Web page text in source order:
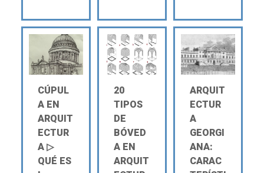
CÚPUL
A EN
ARQUIT
ECTUR
A ▷
QUÉ ES
20
TIPOS
DE
BÓVED
A EN
ARQUIT
ARQUIT
ECTUR
A
GEORGI
ANA:
CARAC